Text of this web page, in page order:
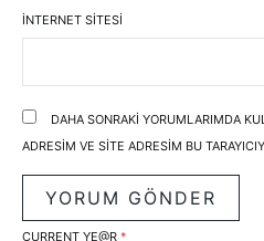
İNTERNET SITESI
DAHA SONRAKI YORUMLARIMDA
ADRESIM VE SITE ADRESIM BU
CURRENT YE@R *